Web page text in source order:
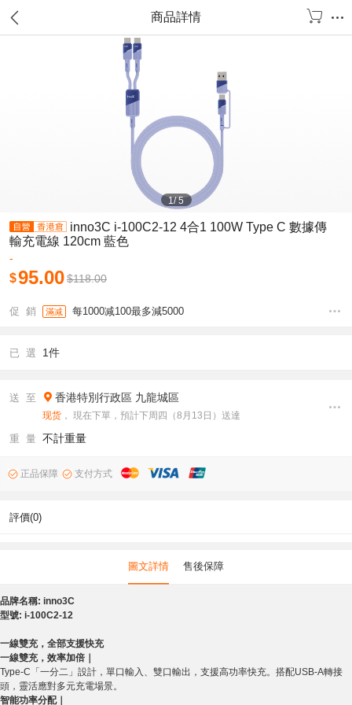
商品詳情
1/5
inno3C i-100C2-12 4合1 100W Type C 數據傳
輸充電線 120cm 藍色
-
$95.00$118.00
促 銷 滿减 每1000减100最多減5000
已 選 1件
送 至 香港特別行政區 九龍城區
现货 ， 現在下單，預計下周四（8月13日）送達
重 量 不計重量
正品保障 支付方式
評價(0)
圖文詳情 售後保障
品牌名稱: inno3C
型號: i-100C2-12
一線雙充，全部支援快充
一線雙充，效率加倍｜
Type-C「一分二」設計，單口輸入、雙口輸出，支援高功率快充。搭配USB-A轉接
頭，靈活應對多元充電場景。
智能功率分配｜